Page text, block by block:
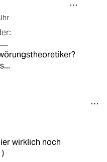
wirklich noch